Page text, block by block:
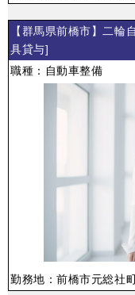
【群馬県前橋市】二
具貸与]
職種：自動車整備
勤務地：前橋市元総社